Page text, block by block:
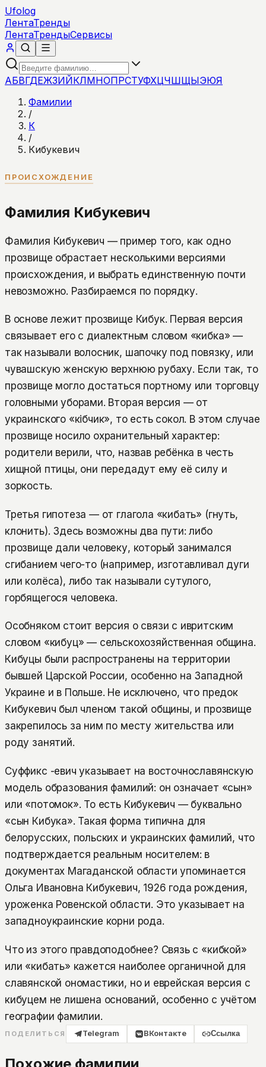
Ufolog
ЛентаТренды
ЛентаТрендыСервисы
АБВГДЕЖЗИЙКЛМНОПРСТУФХЦЧШЩЫЭЮЯ
Фамилии
/
К
/
Кибукевич
ПРОИСХОЖДЕНИЕ
Фамилия Кибукевич
Фамилия Кибукевич — пример того, как одно
прозвище обрастает несколькими версиями
происхождения, и выбрать единственную почти
невозможно. Разбираемся по порядку.
В основе лежит прозвище Кибук. Первая версия
связывает его с диалектным словом «кибка» —
так называли волосник, шапочку под повязку, или
чувашскую женскую верхнюю рубаху. Если так, то
прозвище могло достаться портному или торговцу
головными уборами. Вторая версия — от
украинского «кiбчик», то есть сокол. В этом случае
прозвище носило охранительный характер:
родители верили, что, назвав ребёнка в честь
хищной птицы, они передадут ему её силу и
зоркость.
Третья гипотеза — от глагола «кибать» (гнуть,
клонить). Здесь возможны два пути: либо
прозвище дали человеку, который занимался
сгибанием чего-то (например, изготавливал дуги
или колёса), либо так называли сутулого,
горбящегося человека.
Особняком стоит версия о связи с ивритским
словом «кибуц» — сельскохозяйственная община.
Кибуцы были распространены на территории
бывшей Царской России, особенно на Западной
Украине и в Польше. Не исключено, что предок
Кибукевич был членом такой общины, и прозвище
закрепилось за ним по месту жительства или
роду занятий.
Суффикс -евич указывает на восточнославянскую
модель образования фамилий: он означает «сын»
или «потомок». То есть Кибукевич — буквально
«сын Кибука». Такая форма типична для
белорусских, польских и украинских фамилий, что
подтверждается реальным носителем: в
документах Магаданской области упоминается
Ольга Ивановна Кибукевич, 1926 года рождения,
уроженка Ровенской области. Это указывает на
западноукраинские корни рода.
Что из этого правдоподобнее? Связь с «кибкой»
или «кибать» кажется наиболее органичной для
славянской ономастики, но и еврейская версия с
кибуцем не лишена оснований, особенно с учётом
географии фамилии.
ПОДЕЛИТЬСЯ Telegram ВКонтакте Ссылка